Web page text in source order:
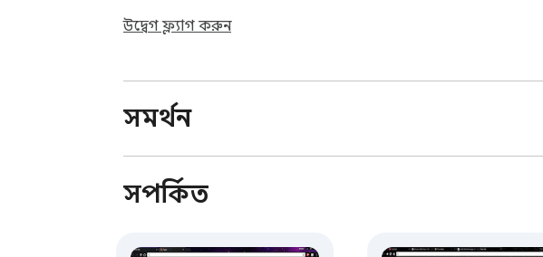
উদ্বেগ ফ্ল্যাগ করুন
সমর্থন
সম্পর্কিত